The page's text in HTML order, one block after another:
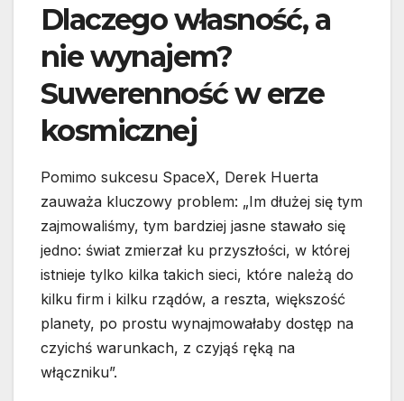
Dlaczego własność, a
nie wynajem?
Suwerenność w erze
kosmicznej
Pomimo sukcesu SpaceX, Derek Huerta
zauważa kluczowy problem: „Im dłużej się tym
zajmowaliśmy, tym bardziej jasne stawało się
jedno: świat zmierzał ku przyszłości, w której
istnieje tylko kilka takich sieci, które należą do
kilku firm i kilku rządów, a reszta, większość
planety, po prostu wynajmowałaby dostęp na
czyichś warunkach, z czyjąś ręką na
włączniku”.